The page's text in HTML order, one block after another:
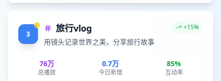
3 旅行vlog
用镜头记录世界之美，分享旅行故事
+15%
76万
总播放
0.7万
今日新增
85%
互动率